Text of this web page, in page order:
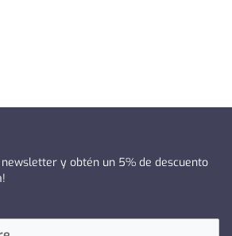
newsletter y obtén un 5% de descuento